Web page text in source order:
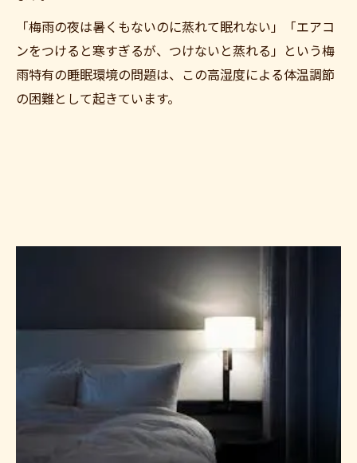
「梅雨の夜は暑くもないのに蒸れて眠れない」「エアコ
ンをつけると寒すぎるが、つけないと蒸れる」という梅
雨特有の睡眠環境の問題は、この高湿度による体温調節
の困難として起きています。